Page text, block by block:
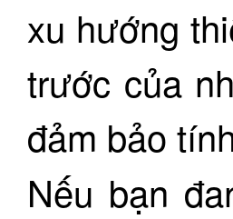
xu hướng
trước của
đảm bảo
Nếu bạn